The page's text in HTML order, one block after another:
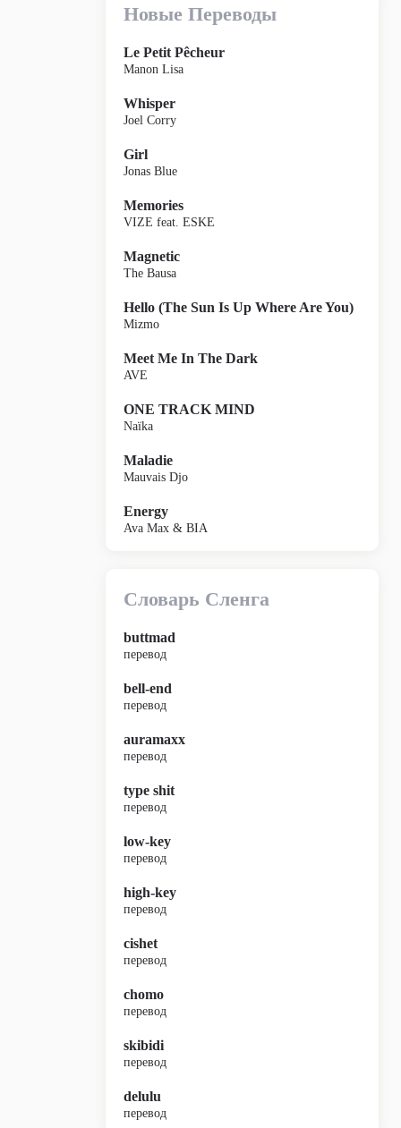
Новые Переводы
Le Petit Pêcheur
Manon Lisa
Whisper
Joel Corry
Girl
Jonas Blue
Memories
VIZE feat. ESKE
Magnetic
The Bausa
Hello (The Sun Is Up Where Are You)
Mizmo
Meet Me In The Dark
AVE
ONE TRACK MIND
Naïka
Maladie
Mauvais Djo
Energy
Ava Max & BIA
Словарь Сленга
buttmad
перевод
bell-end
перевод
auramaxx
перевод
type shit
перевод
low-key
перевод
high-key
перевод
cishet
перевод
chomo
перевод
skibidi
перевод
delulu
перевод